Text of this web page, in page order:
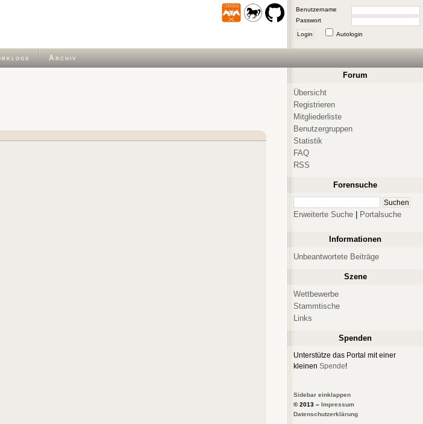
Benutzername
Passwort
Login Autologin
Archiv
Forum
Übersicht
Registrieren
Mitgliederliste
Benutzergruppen
Statistik
FAQ
RSS
Forensuche
Erweiterte Suche Portalsuche
Informationen
Unbeantwortete Beiträge
Szene
Wettbewerbe
Stammtische
Links
Spenden
Unterstütze das Portal mit einer
kleinen Spende!
Sidebar einklappen
© 2013 – Impressum
Datenschutzerklärung